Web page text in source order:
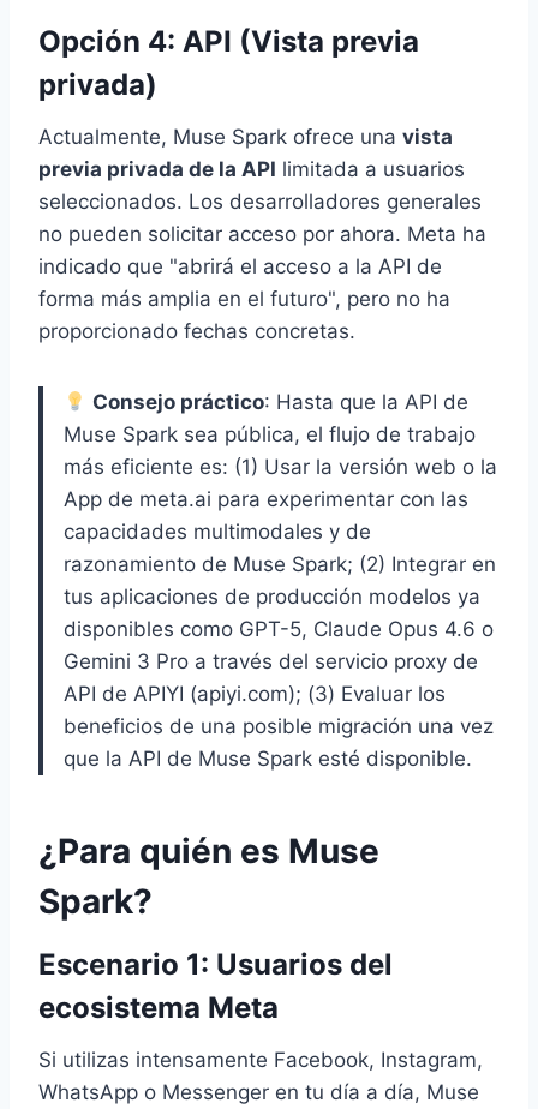
Opción 4: API (Vista previa
privada)
Actualmente, Muse Spark ofrece una vista
previa privada de la API limitada a usuarios
seleccionados. Los desarrolladores generales
no pueden solicitar acceso por ahora. Meta ha
indicado que "abrirá el acceso a la API de
forma más amplia en el futuro", pero no ha
proporcionado fechas concretas.
Consejo práctico: Hasta que la API de
Muse Spark sea pública, el flujo de trabajo
más eficiente es: (1) Usar la versión web o la
App de meta.ai para experimentar con las
capacidades multimodales y de
razonamiento de Muse Spark; (2) Integrar en
tus aplicaciones de producción modelos ya
disponibles como GPT-5, Claude Opus 4.6 o
Gemini 3 Pro a través del servicio proxy de
API de APIYI (apiyi.com); (3) Evaluar los
beneficios de una posible migración una vez
que la API de Muse Spark esté disponible.
¿Para quién es Muse
Spark?
Escenario 1: Usuarios del
ecosistema Meta
Si utilizas intensamente Facebook, Instagram,
WhatsApp o Messenger en tu día a día, Muse